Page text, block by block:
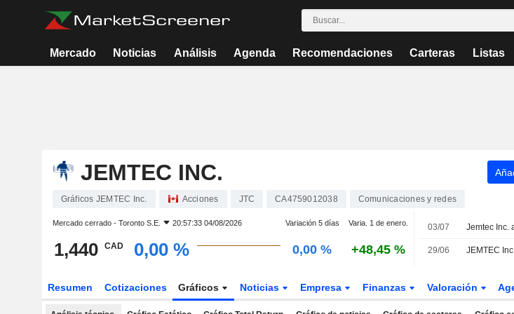
Mercado Noticias Análisis Agenda Recomendaciones Carteras Listas
JEMTEC INC.
Gráficos JEMTEC Inc. Acciones JTC CA4759012038 Comunicaciones y redes
Mercado cerrado - Toronto S.E. 20:57:33 04/08/2026 Variación 5 días Varia. 1 de enero.
1,440 CAD 0,00 % 0,00 % +48,45 %
03/07
29/06
Resumen Cotizaciones Gráficos Noticias Empresa Finanzas Valoración